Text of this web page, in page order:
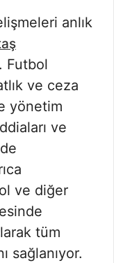
anlık
Futbol
ve ceza
yönetim
ve
ve diğer
tüm
sağlanıyor.